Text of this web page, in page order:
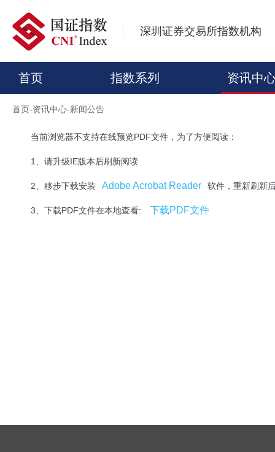
深圳证券交易所指数机构
首页 指数系列 资讯中
首页-资讯中心-新闻公告
当前浏览器不支持在线预览PDF文件，为了方便阅读：
1、请升级IE版本后刷新阅读
2、移步下载安装 Adobe Acrobat Reader 软件，重新刷新
3、下载PDF文件在本地查看: 下载PDF文件